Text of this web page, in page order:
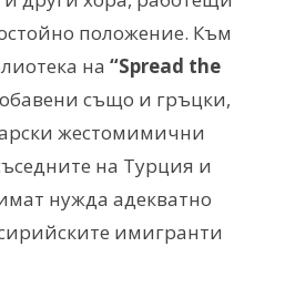
положение. Към
на “Spread the
също и гръцки,
жестомимични
на Турция и
нужда адекватно
имигранти